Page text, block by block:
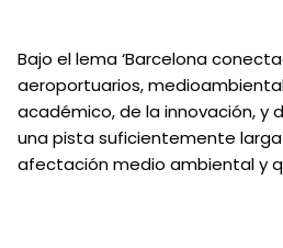
Bajo el lema ‘Barcelona
aeroportuarios,
académico, de la innovación, y
una pista suficientemente
afectación medio ambiental y